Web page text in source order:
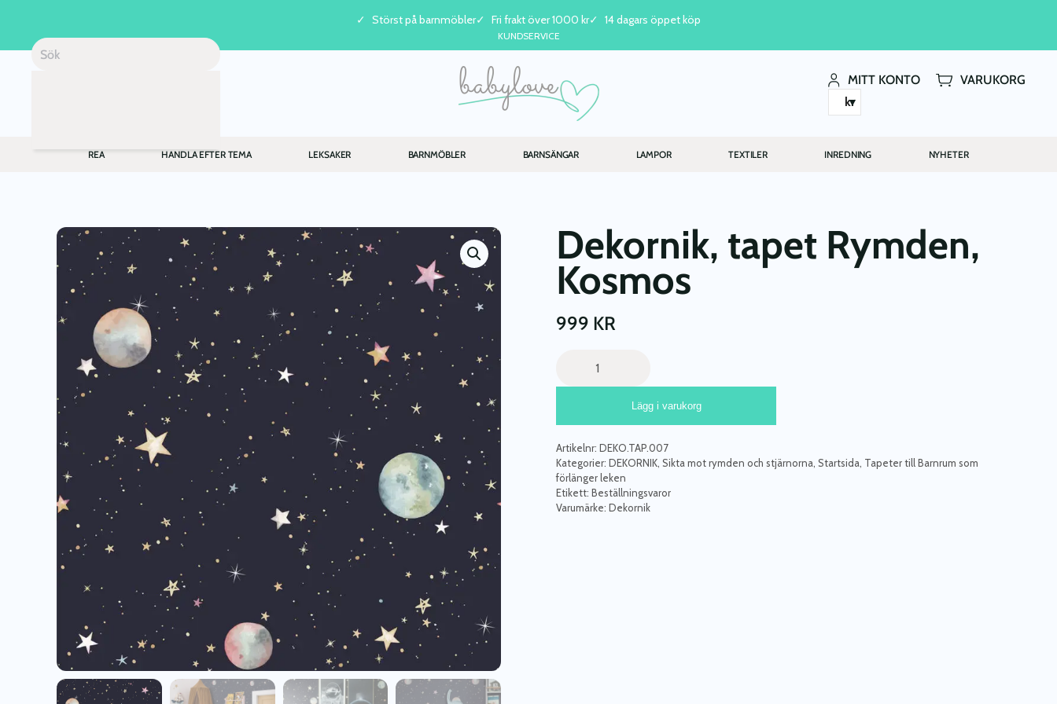
Skip to main content
Störst på barnmöbler Fri frakt över 1000 kr 14 dagars öppet köp
KUNDSERVICE
MITT KONTO
VARUKORG
kr
REA HANDLA EFTER TEMA LEKSAKER BARNMÖBLER BARNSÄNGAR LAMPOR TEXTILER INREDNING NYHETER
Dekornik, tapet Rymden,
Kosmos
999 KR
Rymden,
mängd
Lägg i varukorg
Artikelnr: DEKO.TAP.007
Kategorier: DEKORNIK Sikta mot rymden och stjärnorna Startsida Tapeter till Barnrum som
förlänger leken
Etikett: Beställningsvaror
Varumärke: Dekornik